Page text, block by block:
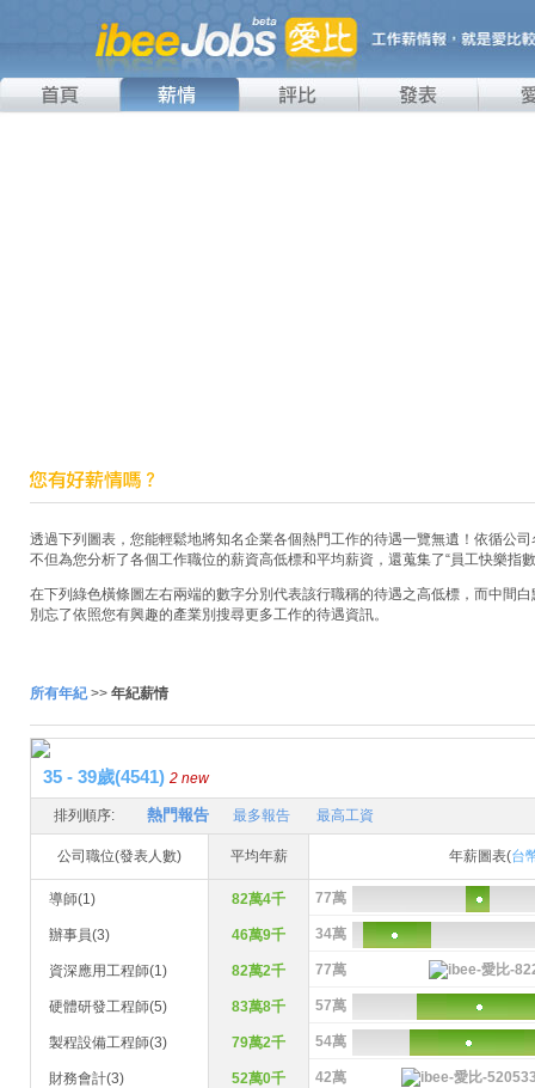
透過下列圖表，您能輕鬆地將知名企業各個熱門工作的待遇一覽無遺！依循公
不但為您分析了各個工作職位的薪資高低標和平均薪資，還蒐集了“員工快樂指
在下列綠色橫條圖左右兩端的數字分別代表該行職稱的待遇之高低標，而中間
別忘了依照您有興趣的產業別搜尋更多工作的待遇資訊。
所有年紀>> 年紀薪情
35 - 39歲(4541) 2 new
排列順序: 熱門報告 最多報告 最高工資
公司職位(發表人數) 平均年薪 年薪圖表(台
導師(1) 82萬4千 77萬
辦事員(3) 46萬9千 34萬
資深應用工程師(1) 82萬2千 77萬
硬體研發工程師(5) 83萬8千 57萬
製程設備工程師(3) 79萬2千 54萬
財務會計(3) 52萬0千 42萬